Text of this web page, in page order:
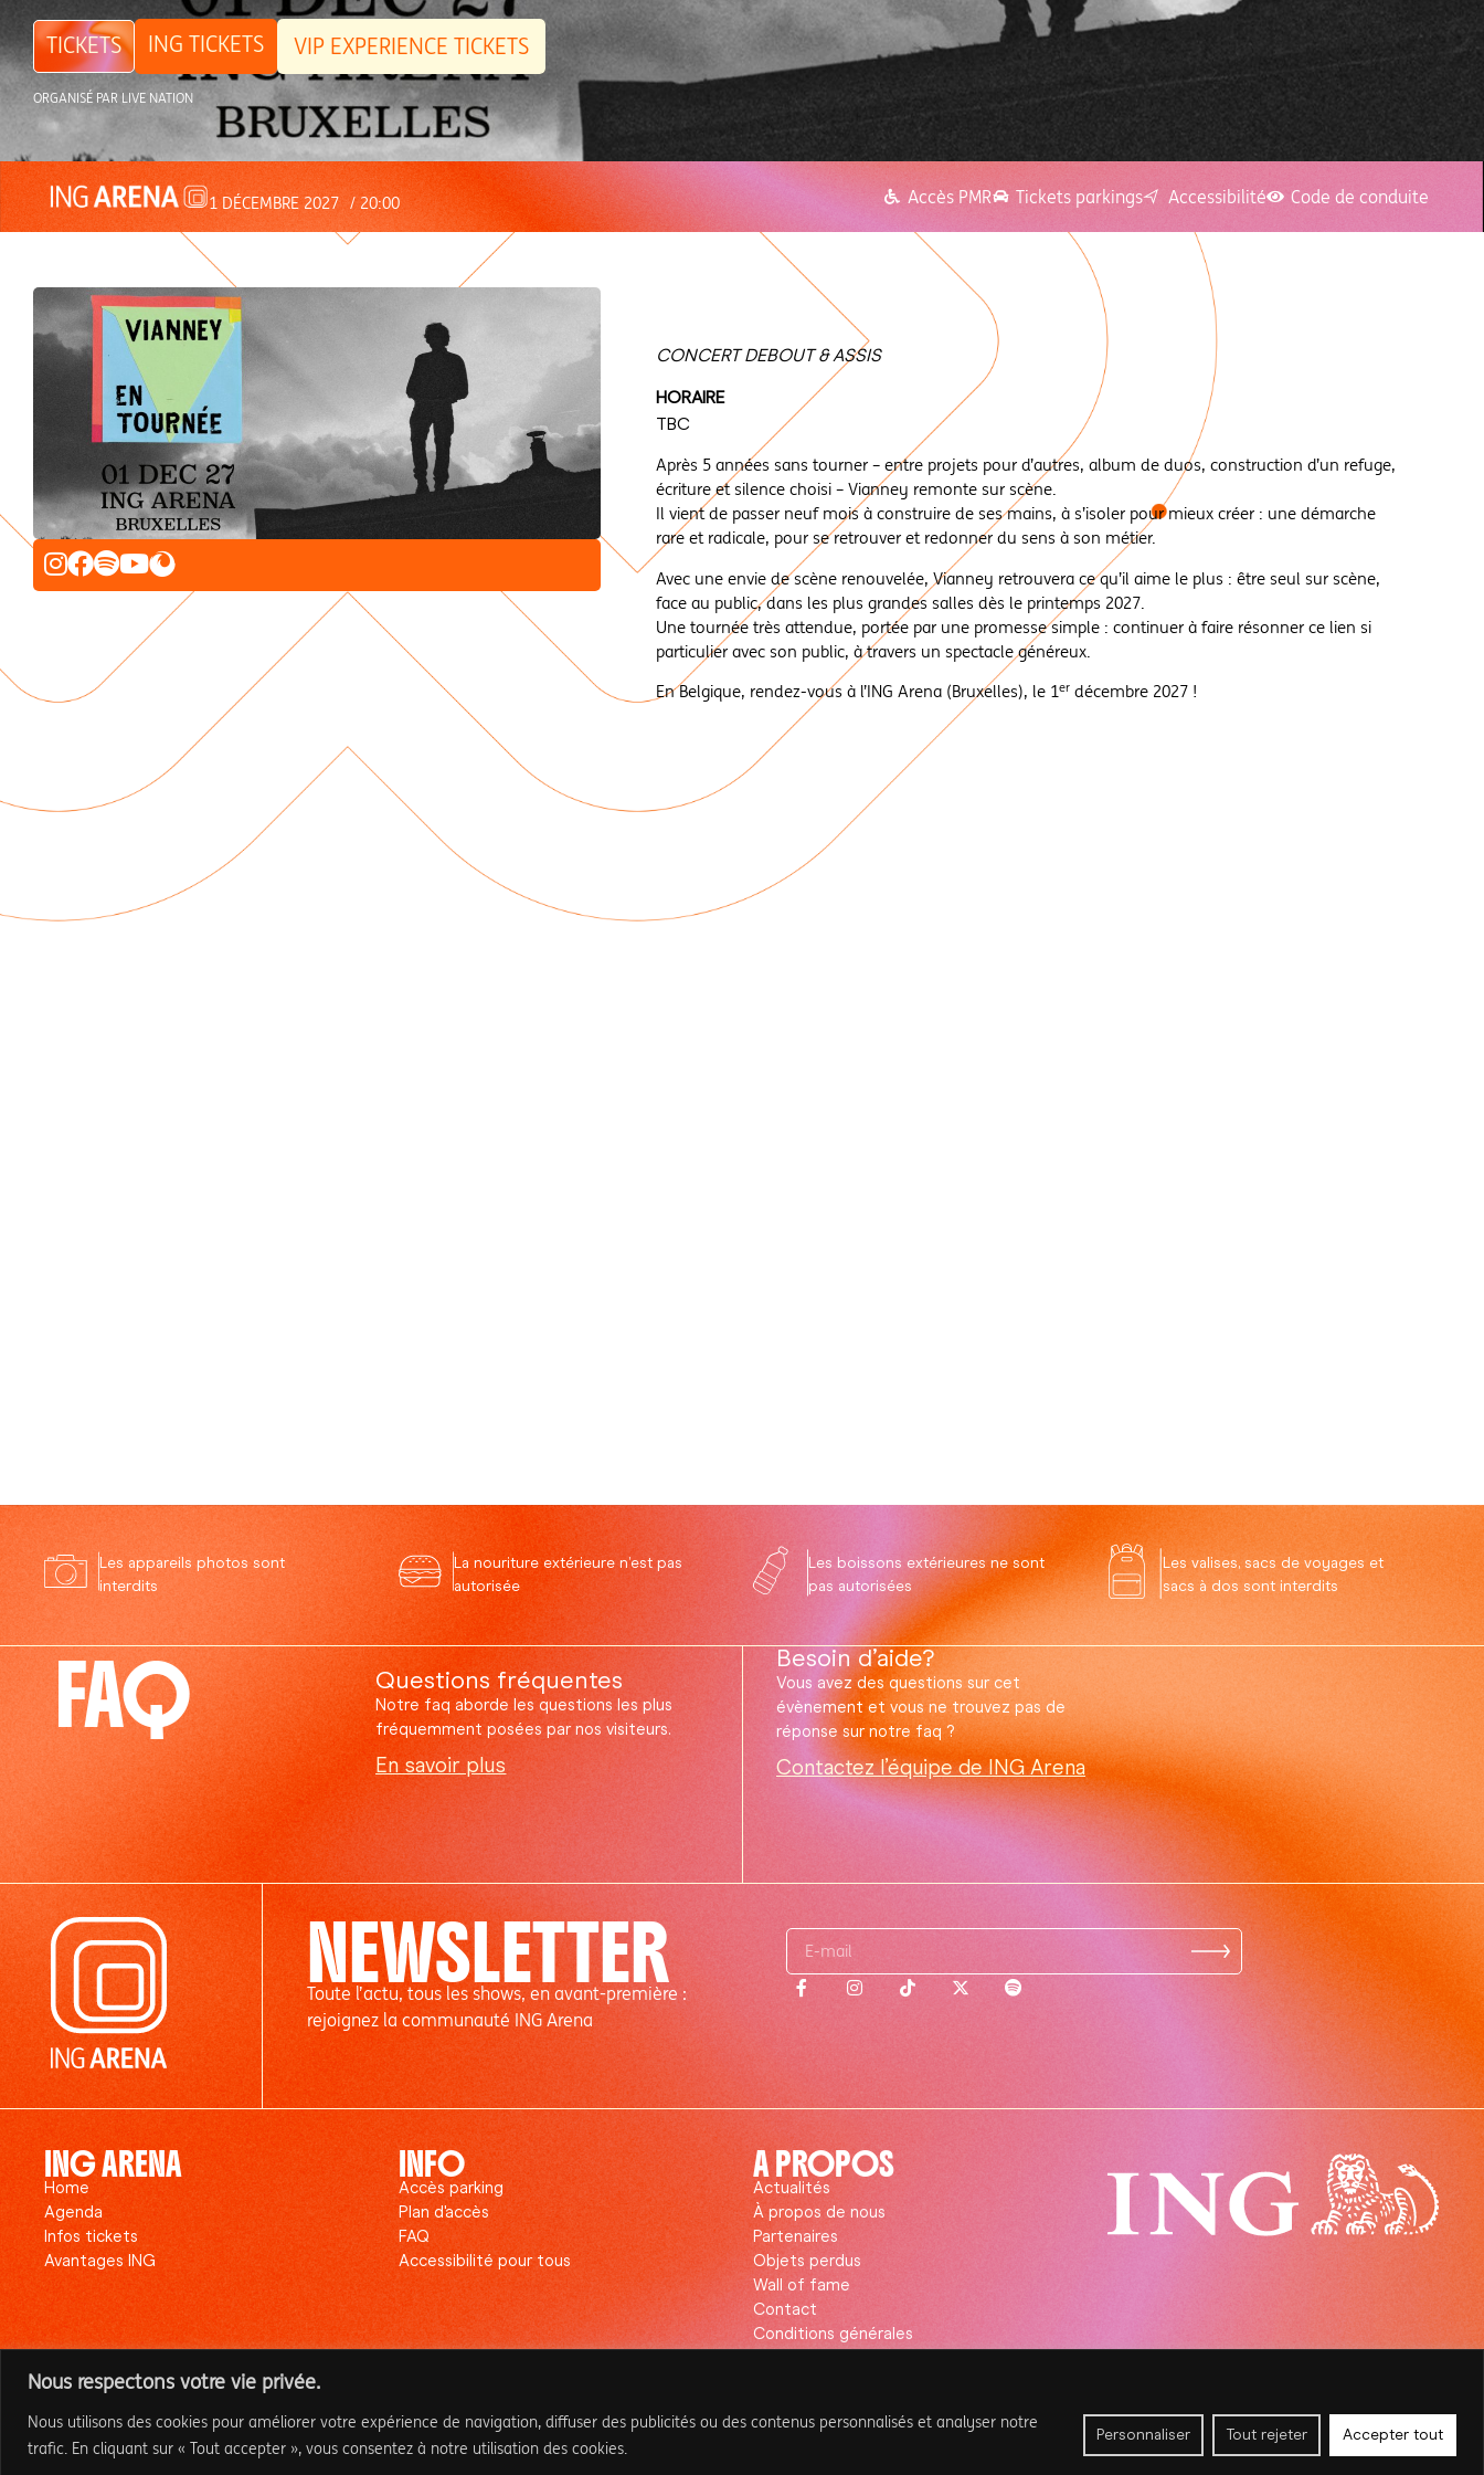
Nous respectons votre vie privée.
Nous utilisons des cookies pour améliorer votre expérience de navigation, diffuser des publicités ou des contenus personnalisés et analyser notre
trafic. En cliquant sur « Tout accepter », vous consentez à notre utilisation des cookies.
Personnaliser Tout rejeter Accepter tout
TICKETS ING TICKETS VIP EXPERIENCE TICKETS
ORGANISÉ PAR LIVE NATION
1 DÉCEMBRE 2027 / 20:00 Accès PMR Tickets parkings Accessibilité Code de conduite
CONCERT DEBOUT & ASSIS
HORAIRE
TBC
Après 5 années sans tourner – entre projets pour d’autres, album de duos, construction d’un refuge,
écriture et silence choisi – Vianney remonte sur scène.
Il vient de passer neuf mois à construire de ses mains, à s’isoler pour mieux créer : une démarche
rare et radicale, pour se retrouver et redonner du sens à son métier.
Avec une envie de scène renouvelée, Vianney retrouvera ce qu’il aime le plus : être seul sur scène,
face au public, dans les plus grandes salles dès le printemps 2027.
Une tournée très attendue, portée par une promesse simple : continuer à faire résonner ce lien si
particulier avec son public, à travers un spectacle généreux.
En Belgique, rendez-vous à l’ING Arena (Bruxelles), le 1erdécembre 2027 !
Les appareils photos sont
interdits
La nouriture extérieure n’est pas
autorisée
Les boissons extérieures ne sont
pas autorisées
Les valises, sacs de voyages et
sacs à dos sont interdits
FAQ Questions fréquentes
Notre faq aborde les questions les plus
fréquemment posées par nos visiteurs.
En savoir plus
Besoin d’aide?
Vous avez des questions sur cet
évènement et vous ne trouvez pas de
réponse sur notre faq ?
Contactez l’équipe de ING Arena
NEWSLETTER
Toute l’actu, tous les shows, en avant-première :
rejoignez la communauté ING Arena
--- --- --- --- ---
ING ARENA
Home
Agenda
Infos tickets
Avantages ING
INFO
Accès parking
Plan d'accès
FAQ
Accessibilité pour tous
A PROPOS
Actualités
À propos de nous
Partenaires
Objets perdus
Wall of fame
Contact
Conditions générales
2026 BRUSSELS EXPO. TOUS DROITS RESERVES.